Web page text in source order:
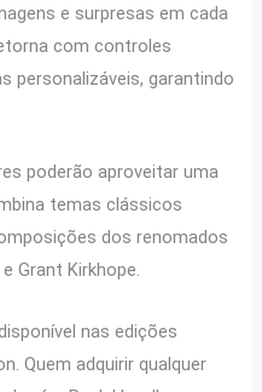
e surpresas em cada
com controles
personalizáveis, garantindo
poderão aproveitar uma
temas clássicos
dos renomados
Grant Kirkhope.
nas edições
Quem adquirir qualquer